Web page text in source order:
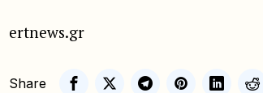
ertnews.gr
Share